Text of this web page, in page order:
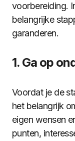
voorbereiding.
belangrijke
garanderen.
1. Ga op
Voordat je de
het belangrijk
eigen wensen
punten,